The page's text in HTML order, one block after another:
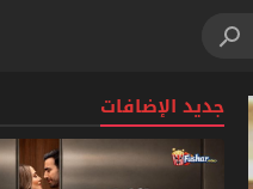
جديد الإضافات